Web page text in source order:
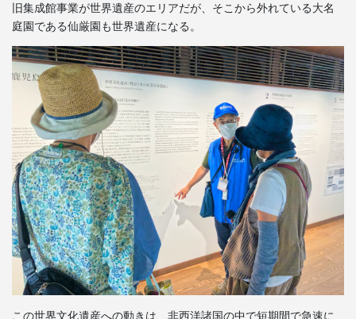
旧集成館事業が世界遺産のエリアだが、そこから外れている大名
庭園である仙厳園も世界遺産になる。
この世界文化遺産への動きは、非西洋諸国の中で短期間で急速に